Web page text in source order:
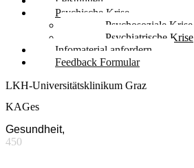
Psychische Krise
Psychosoziale Krise
Psychiatrische Krise
Infomaterial anfordern
Feedback Formular
LKH-Universitätsklinikum Graz
KAGes
Gesundheit,
450